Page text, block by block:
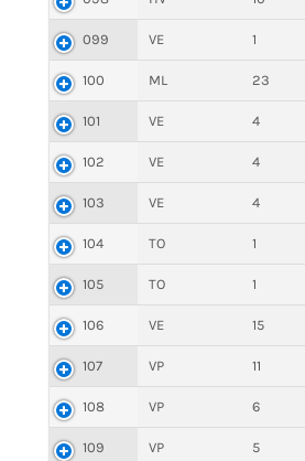
099 VE 1
100 ML 23
101 VE 4
102 VE 4
103 VE 4
104 TO 1
105 TO 1
106 VE 15
107 VP 11
108 VP 6
109 VP 5